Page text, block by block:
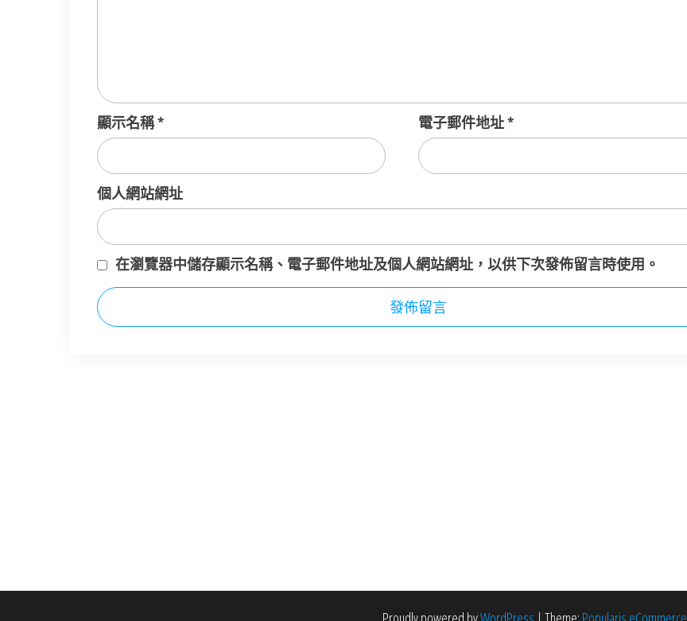
顯示名稱* 電子郵件地址*
個人網站網址
在瀏覽器中儲存顯示名稱、電子郵件地址及個人網站網址，以供下次發佈留言時使用。